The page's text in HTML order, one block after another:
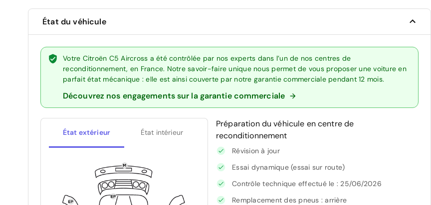
État du véhicule
Votre Citroën C5 Aircross a été contrôlée par nos experts dans l’un de nos centres de
reconditionnement, en France. Notre savoir-faire unique nous permet de vous proposer une voiture en
parfait état mécanique : elle est ainsi couverte par notre garantie commerciale pendant 12 mois.
Découvrez nos engagements sur la garantie commerciale
État extérieur État intérieur
Préparation du véhicule en centre de
reconditionnement
Révision à jour
Essai dynamique (essai sur route)
Contrôle technique effectué le : 25/06/2026
Remplacement des pneus : arrière